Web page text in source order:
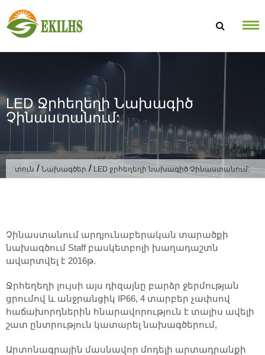
LED Ջրհեղեղի Նախագիծ
Չինաստանում:
տուն / Նախագծեր / LED ջրհեղեղի նախագիծ Չինաստանում:
Չինաստանում արդյունաբերական տարածքի
նախագծում Staff բասկետբոլի խաղադաշտն
ավարտվել է 2016թ.
Ջրհեղեղի լույսի այս դիզայնը բարձր ջերմության
ցրումով և անջրանցիկ IP66, 4 տարբեր չափսով
հաճախորդներին հնարավորություն է տալիս ավելի
շատ ընտրություն կատարել նախագծերում,
Արտոնագրային մասնավոր մոդելի արտադրանքի